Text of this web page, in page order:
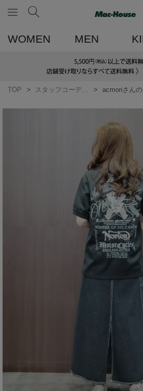
WOMEN MEN
TOP acmoriさん